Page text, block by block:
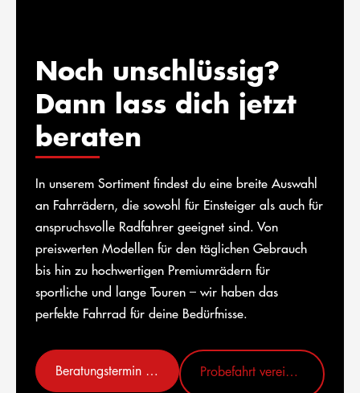
Noch unschlüssig?
Dann lass dich jetzt
beraten
In unserem Sortiment findest du eine breite Auswahl
an Fahrrädern, die sowohl für Einsteiger als auch für
anspruchsvolle Radfahrer geeignet sind. Von
preiswerten Modellen für den täglichen Gebrauch
bis hin zu hochwertigen Premiumrädern für
sportliche und lange Touren – wir haben das
perfekte Fahrrad für deine Bedürfnisse.
Beratungstermin vereinbaren Probefahrt vereinbaren